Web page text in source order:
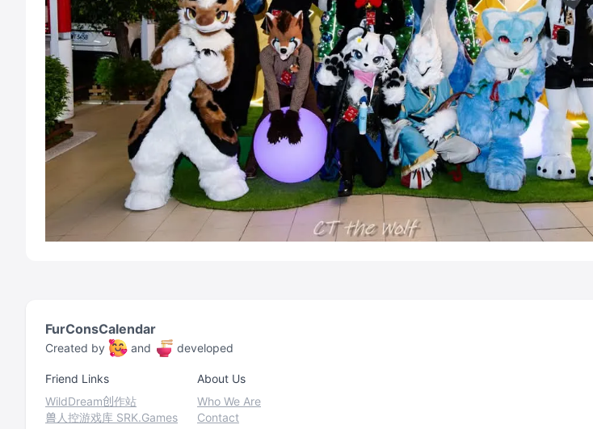
FurConsCalendar
Created by and developed
Friend Links
WildDream创作站
兽人控游戏库 SRK.Games
About Us
Who We Are
Contact